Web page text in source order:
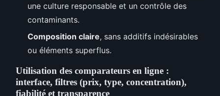
une culture responsable et un contrôle des
contaminants.
Composition claire, sans additifs indésirables
ou éléments superflus.
Utilisation des comparateurs en ligne :
interface, filtres (prix, type, concentration),
fiabilité et transparence